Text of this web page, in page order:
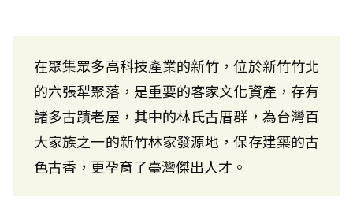
在聚集眾多高科技產業的新竹，位於新竹竹北
的六張犁聚落，是重要的客家文化資產，存有
諸多古蹟老屋，其中的林氏古厝群，為台灣百
大家族之一的新竹林家發源地，保存建築的古
色古香，更孕育了臺灣傑出人才。